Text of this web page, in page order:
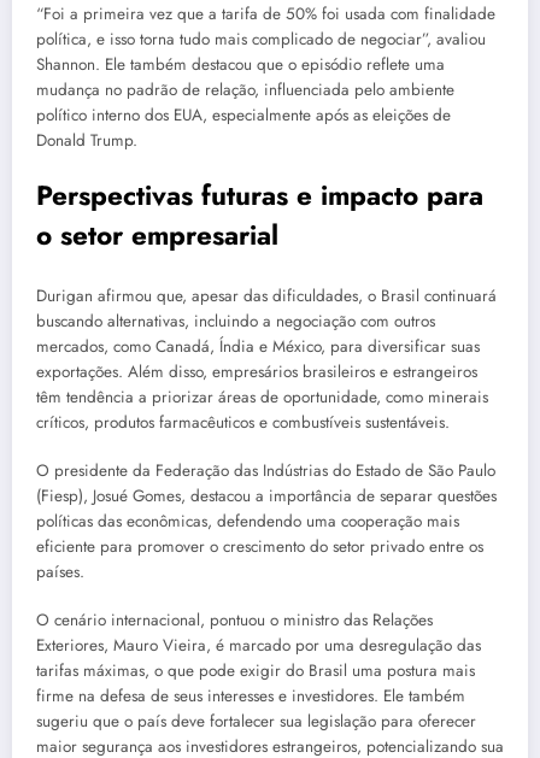
“Foi a primeira vez que a tarifa de 50% foi usada com finalidade
política, e isso torna tudo mais complicado de negociar”, avaliou
Shannon. Ele também destacou que o episódio reflete uma
mudança no padrão de relação, influenciada pelo ambiente
político interno dos EUA, especialmente após as eleições de
Donald Trump.
Perspectivas futuras e impacto para
o setor empresarial
Durigan afirmou que, apesar das dificuldades, o Brasil continuará
buscando alternativas, incluindo a negociação com outros
mercados, como Canadá, Índia e México, para diversificar suas
exportações. Além disso, empresários brasileiros e estrangeiros
têm tendência a priorizar áreas de oportunidade, como minerais
críticos, produtos farmacêuticos e combustíveis sustentáveis.
O presidente da Federação das Indústrias do Estado de São Paulo
(Fiesp), Josué Gomes, destacou a importância de separar questões
políticas das econômicas, defendendo uma cooperação mais
eficiente para promover o crescimento do setor privado entre os
países.
O cenário internacional, pontuou o ministro das Relações
Exteriores, Mauro Vieira, é marcado por uma desregulação das
tarifas máximas, o que pode exigir do Brasil uma postura mais
firme na defesa de seus interesses e investidores. Ele também
sugeriu que o país deve fortalecer sua legislação para oferecer
maior segurança aos investidores estrangeiros, potencializando sua